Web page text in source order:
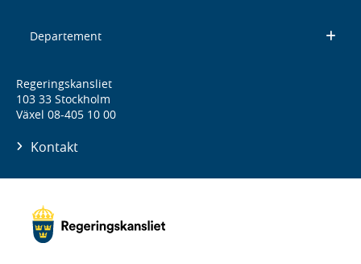
Departement
Regeringskansliet
103 33 Stockholm
Växel 08-405 10 00
Kontakt